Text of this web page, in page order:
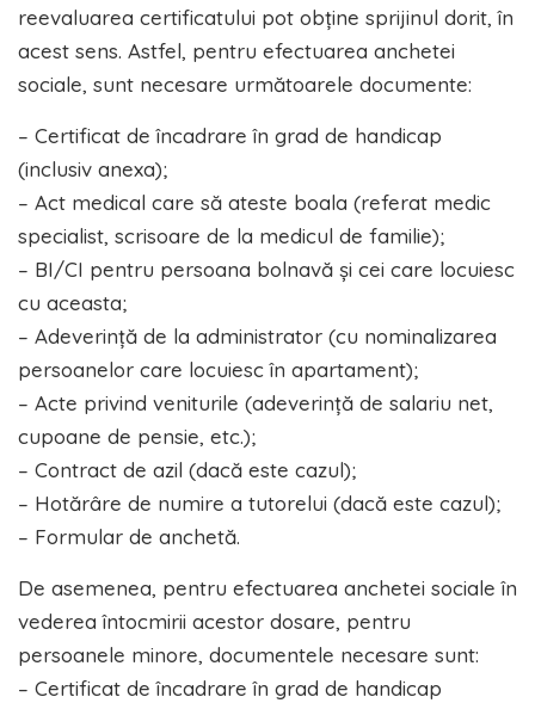
reevaluarea certificatului pot obține sprijinul dorit, în
acest sens. Astfel, pentru efectuarea anchetei
sociale, sunt necesare următoarele documente:
– Certificat de încadrare în grad de handicap
(inclusiv anexa);
– Act medical care să ateste boala (referat medic
specialist, scrisoare de la medicul de familie);
– BI/CI pentru persoana bolnavă și cei care locuiesc
cu aceasta;
– Adeverință de la administrator (cu nominalizarea
persoanelor care locuiesc în apartament);
– Acte privind veniturile (adeverință de salariu net,
cupoane de pensie, etc.);
– Contract de azil (dacă este cazul);
– Hotărâre de numire a tutorelui (dacă este cazul);
– Formular de anchetă.
De asemenea, pentru efectuarea anchetei sociale în
vederea întocmirii acestor dosare, pentru
persoanele minore, documentele necesare sunt:
– Certificat de încadrare în grad de handicap